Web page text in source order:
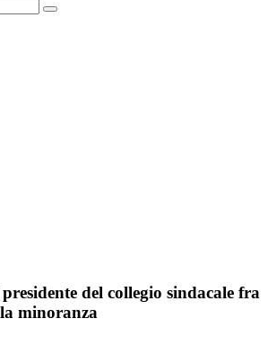
del collegio sindacale fra
minoranza